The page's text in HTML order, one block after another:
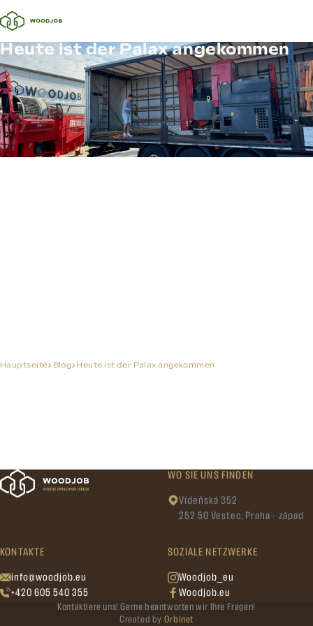
Heute ist der Palax angekommen
Hauptseite Blog Heute ist der Palax angekommen
WO SIE UNS FINDEN
Vídeňská 352
252 50 Vestec, Praha - západ
KONTAKTE
info@woodjob.eu
+420 605 540 355
SOZIALE NETZWERKE
Woodjob_eu
Woodjob.eu
Kontaktiere uns! Gerne beantworten wir Ihre Fragen!
Created by Orbinet